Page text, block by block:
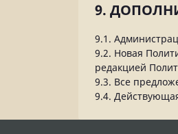
9.
9.1.
9.2. Новая
редакцией
9.3. Все
9.4.